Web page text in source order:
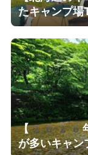
たキャンプ
【2026年8
が多いキャ